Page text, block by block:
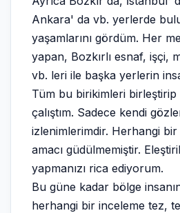
Ankara' da vb. yerlerde
yaşamlarını gördüm. Her
yapan, Bozkırlı esnaf, işçi,
vb. leri ile başka yerlerin
Tüm bu birikimleri
çalıştım. Sadece kendi
izlenimlerimdir. Herhangi
amacı güdülmemiştir.
yapmanızı rica ediyorum.
Bu güne kadar bölge
herhangi bir inceleme tez,